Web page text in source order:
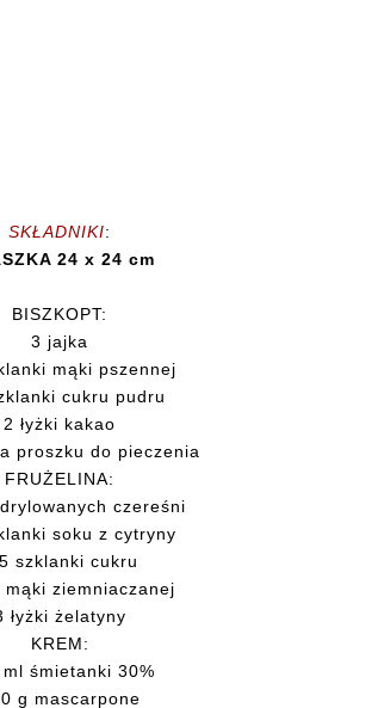
SKŁADNIKI:
24 x 24 cm
BISZKOPT:
3 jajka
mąki pszennej
cukru pudru
2 łyżki kakao
proszku do pieczenia
FRUŻELINA:
czereśni
soku z cytryny
szklanki cukru
mąki ziemniaczanej
łyżki żelatyny
KREM:
śmietanki 30%
g mascarpone